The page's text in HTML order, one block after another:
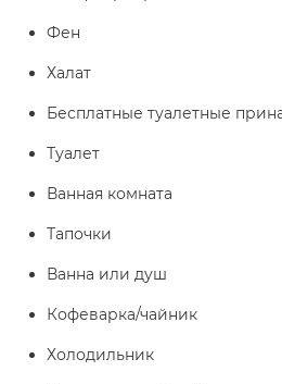
Фен
Халат
Бесплатные туалетные
Туалет
Ванная комната
Тапочки
Ванна или душ
Кофеварка/чайник
Холодильник